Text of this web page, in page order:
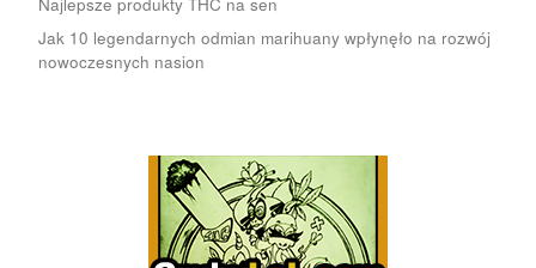
Jak 10 legendarnych odmian marihuany wpłynęło na rozwój
nowoczesnych nasion